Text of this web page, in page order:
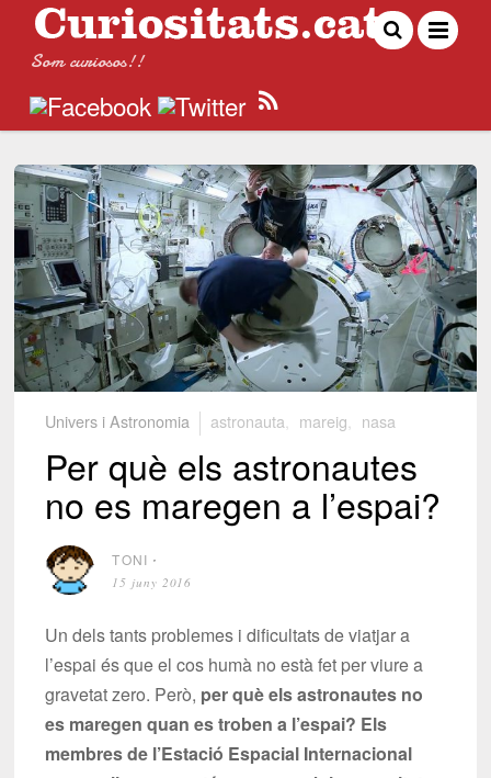
Som curiosos!!
Univers i Astronomia astronauta mareig nasa
Per què els astronautes
no es maregen a l’espai?
TONI ⋅
15 juny 2016
Un dels tants problemes i dificultats de viatjar a
l’espai és que el cos humà no està fet per viure a
gravetat zero. Però, per què els astronautes no
es maregen quan es troben a l’espai? Els
membres de l’Estació Espacial Internacional